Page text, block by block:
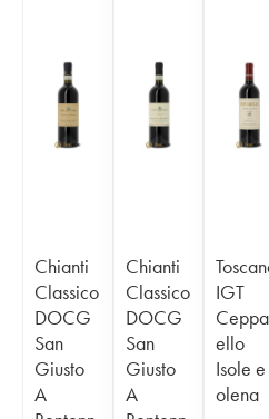
Chianti
Classico
DOCG
San
Giusto
A
Chianti
Classico
DOCG
San
Giusto
A
IGT
ello
Isole e
olena